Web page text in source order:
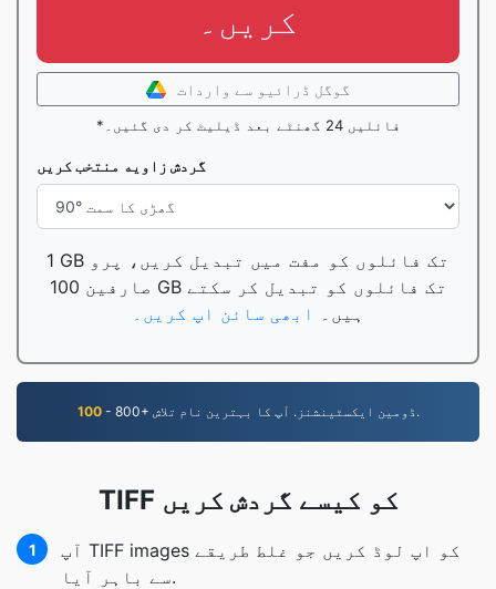
کریں۔
گوگل ڈرائیو سے واردات
*فائلیں 24 گھنٹے بعد ڈیلیٹ کر دی گئیں۔
گردش زاويه منتخب کريں
1 GB تک فائلوں کو مفت میں تبدیل کریں، پرو
صارفین 100 GB تک فائلوں کو تبدیل کر سکتے
ہیں۔ ابھی سائن اپ کریں۔
100 - 800+ ڈومین ایکسٹینشنز. آپ کا بہترین نام تلاش.
TIFF کو کیسے گردش کریں
1
آپ TIFF images کو اپ لوڈ کریں جو غلط طریقے
سے باہر آیا.